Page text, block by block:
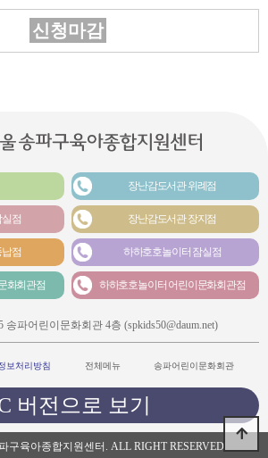
신청마감
장난감도서관 위례점
점 장난감도서관 장지점
점 하하호호놀이터 잠실점
화회관점 하하호호놀이터 어린이문화회관점
송파어린이문화회관 4층 (spkids50@daum.net)
보처리방침 전체메뉴 송파어린이문화회관
버전으로 보기
구육아종합지원센터. ALL RIGHT RESERVED